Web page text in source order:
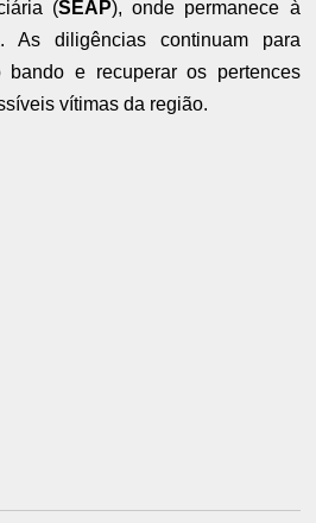
(SEAP), onde permanece à
As diligências continuam para
bando e recuperar os pertences
vítimas da região.